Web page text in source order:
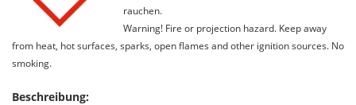
rauchen.
Warning! Fire or projection hazard. Keep away
from heat, hot surfaces, sparks, open flames and other ignition sources. No
smoking.
Beschreibung: